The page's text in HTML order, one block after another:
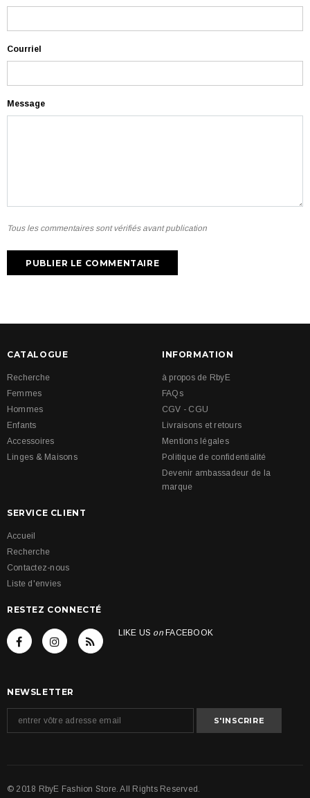
Courriel
Message
Tous les commentaires sont vérifiés avant publication
CATALOGUE
Recherche
Femmes
Hommes
Enfants
Accessoires
Linges & Maisons
INFORMATION
à propos de RbyE
FAQs
CGV - CGU
Livraisons et retours
Mentions légales
Politique de confidentialité
Devenir ambassadeur de la
marque
SERVICE CLIENT
Accueil
Recherche
Contactez-nous
Liste d'envies
RESTEZ CONNECTÉ
LIKE US onFACEBOOK
NEWSLETTER
© 2018 RbyE Fashion Store. All Rights Reserved.